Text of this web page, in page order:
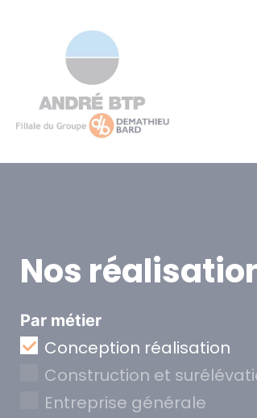
Nos
Par métier
Conception réalisation
Construction et
Entreprise générale